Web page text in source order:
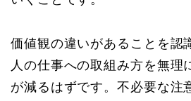
価値観の違いがあることを認
人の仕事への取組み方を無理
が減るはずです。不必要な注